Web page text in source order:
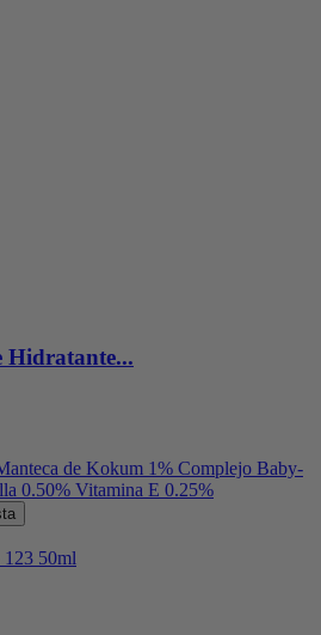
Hidratante...
de Kokum 1% Complejo Baby-
0.50% Vitamina E 0.25%